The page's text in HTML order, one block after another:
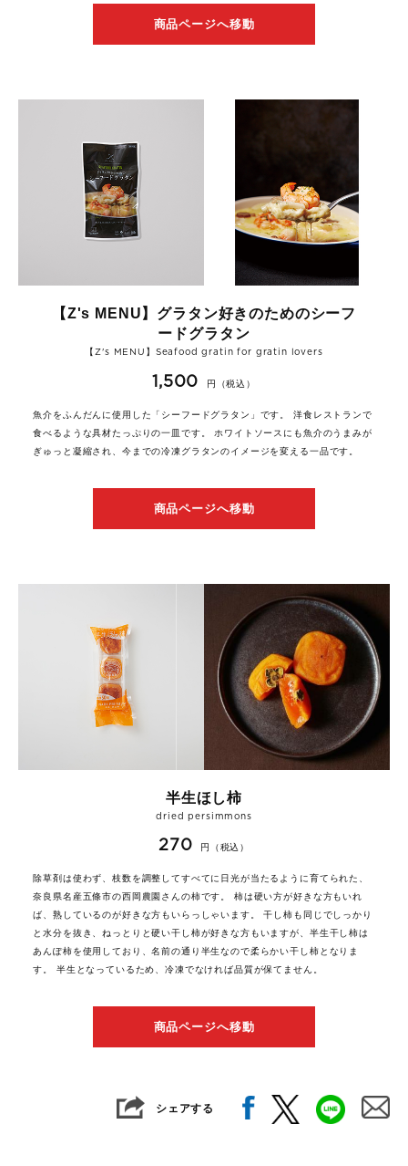
商品ページへ移動
【Z's MENU】グラタン好きのためのシーフ
ードグラタン
【Z's MENU】Seafood gratin for gratin lovers
1,500 円（税込）
魚介をふんだんに使用した「シーフードグラタン」です。 洋食レストランで
食べるような具材たっぷりの一皿です。 ホワイトソースにも魚介のうまみが
ぎゅっと凝縮され、今までの冷凍グラタンのイメージを変える一品です。
商品ページへ移動
半生ほし柿
dried persimmons
270 円（税込）
除草剤は使わず、枝数を調整してすべてに日光が当たるように育てられた、
奈良県名産五條市の西岡農園さんの柿です。 柿は硬い方が好きな方もいれ
ば、熟しているのが好きな方もいらっしゃいます。 干し柿も同じでしっかり
と水分を抜き、ねっとりと硬い干し柿が好きな方もいますが、半生干し柿は
あんぽ柿を使用しており、名前の通り半生なので柔らかい干し柿となりま
す。 半生となっているため、冷凍でなければ品質が保てません。
商品ページへ移動
シェアする